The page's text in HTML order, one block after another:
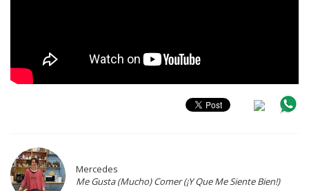
Mercedes
Me Gusta (Mucho) Comer (¡Y Que Me Siente Bien!)